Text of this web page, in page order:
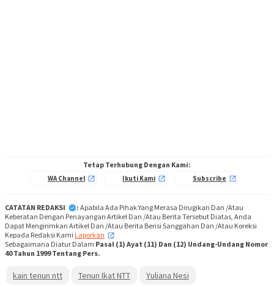
Tetap Terhubung Dengan Kami:
WA Channel Ikuti Kami Subscribe
CATATAN REDAKSI : Apabila Ada Pihak Yang Merasa Dirugikan Dan /Atau
Keberatan Dengan Penayangan Artikel Dan /Atau Berita Tersebut Diatas, Anda
Dapat Mengirimkan Artikel Dan /Atau Berita Berisi Sanggahan Dan /Atau Koreksi
Kepada Redaksi Kami Laporkan
,
Sebagaimana Diatur Dalam Pasal (1) Ayat (11) Dan (12) Undang-Undang Nomor
40 Tahun 1999 Tentang Pers.
kain tenun ntt Tenun Ikat NTT
Yuliana Nesi